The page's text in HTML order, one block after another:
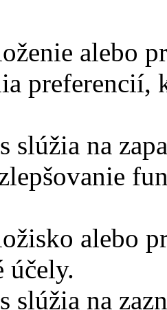
alebo
preferencií,
slúžia na
alebo
účely.
slúžia na